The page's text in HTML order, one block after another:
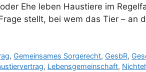
Ehe leben Haustiere im
stellt, bei wem das Tier – an
, Gemeinsames Sorgerecht, GesbR,
, Lebensgemeinschaft,